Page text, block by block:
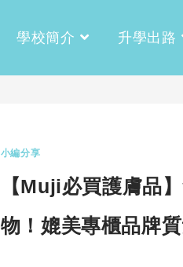
學校簡介 升學出路
小編分享
【Muji必買護膚品
物！媲美專櫃品牌